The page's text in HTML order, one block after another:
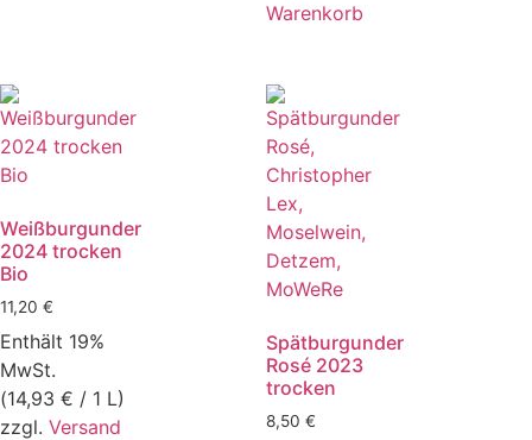
Warenkorb
Weißburgunder
2024 trocken
Bio
11,20 €
Enthält 19%
MwSt.
(14,93 € / 1 L)
zzgl. Versand
Spätburgunder
Rosé 2023
trocken
8,50 €